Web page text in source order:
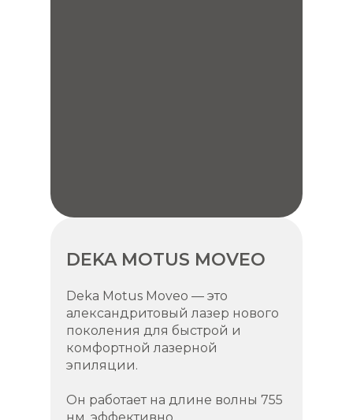
DEKA MOTUS MOVEO
Deka Motus Moveo — это
александритовый лазер нового
поколения для быстрой и
комфортной лазерной
эпиляции.
Он работает на длине волны 755